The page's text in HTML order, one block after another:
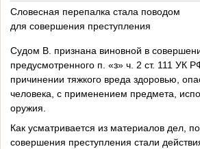
Словесная перепалка стала поводом
для совершения преступления
Судом В. признана виновной в
предусмотренного п. «з» ч. 2 ст. 111 УК
причинении тяжкого вреда здоровью,
человека, с применением предмета,
оружия.
Как усматривается из материалов дел,
совершения преступления стали